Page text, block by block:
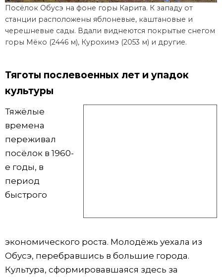
Посёлок Обусэ на фоне горы Карита. К западу от
станции расположены яблоневые, каштановые и
черешневые сады. Вдали виднеются покрытые снегом
горы Мёко (2446 м), Курохимэ (2053 м) и другие.
Тяготы послевоенных лет и упадок
культуры
Тяжёлые
времена
переживал
посёлок в 1960-
е годы, в
период
быстрого
экономического роста. Молодёжь уехала из
Обусэ, перебравшись в большие города.
Культура, сформировавшаяся здесь за